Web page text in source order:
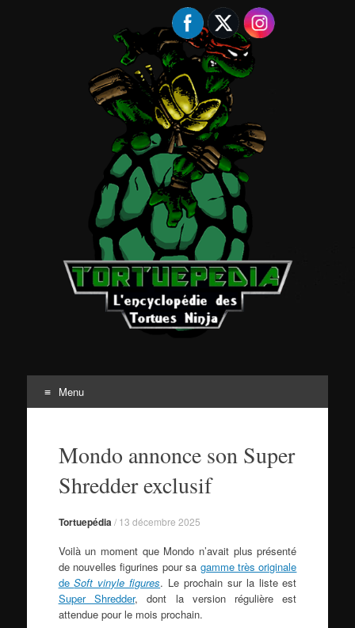
Menu
contenuMondo annonce son Super
Shredder exclusif
Tortuepédia / 13 décembre 2025
Voilà un moment que Mondo n’avait plus présenté
de nouvelles figurines pour sa gamme très originale
deSoft vinyle figures. Le prochain sur la liste est
Super Shredder, dont la version régulière est
attendue pour le mois prochain.